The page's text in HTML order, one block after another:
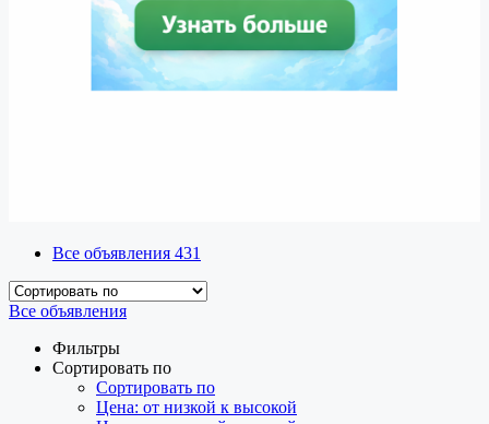
Все объявления 431
Все объявления
Фильтры
Сортировать по
Сортировать по
Цена: от низкой к высокой